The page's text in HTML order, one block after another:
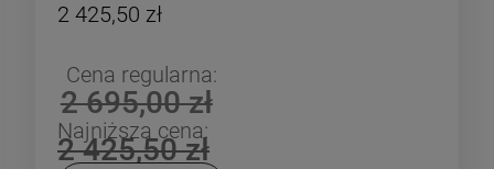
2 425,50 zł
Cena regularna:
2 695,00 zł
Najniższa cena:
2 425,50 zł